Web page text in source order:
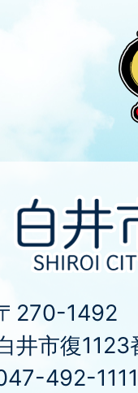
270-1492
井市復1123
492-1111